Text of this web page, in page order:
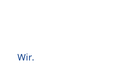
Wir.